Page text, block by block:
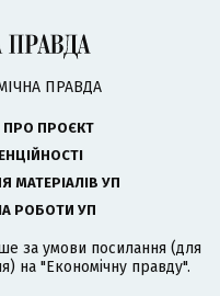
ПРАВДА
ПРО ПРОЄКТ
МАТЕРІАЛІВ УП
РОБОТИ УП
за умови посилання (для
на "Економічну правду".